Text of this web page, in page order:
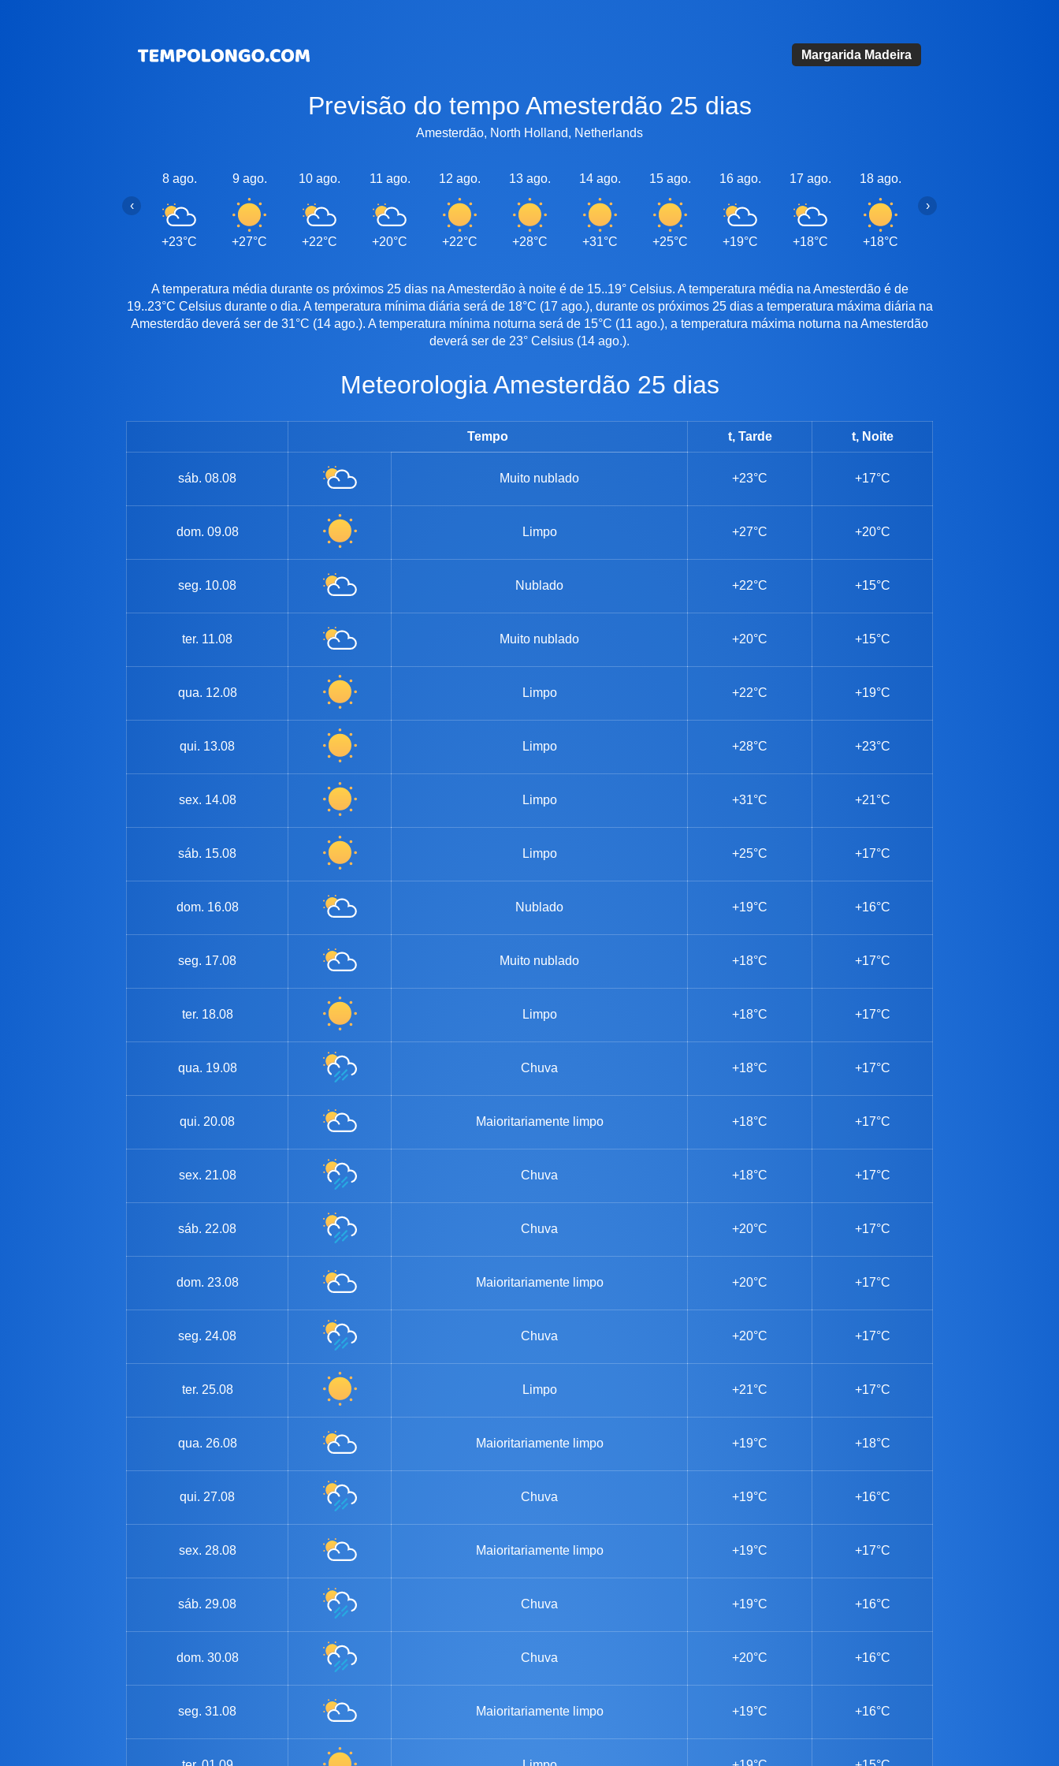
Margarida Madeira
Previsão do tempo Amesterdão 25 dias
Amesterdão, North Holland, Netherlands
8 ago.
+23°C
9 ago.
+27°C
10 ago.
+22°C
11 ago.
+20°C
12 ago.
+22°C
13 ago.
+28°C
14 ago.
+31°C
15 ago.
+25°C
16 ago.
+19°C
17 ago.
+18°C
18 ago.
+18°C
‹ ›
A temperatura média durante os próximos 25 dias na Amesterdão à noite é de 15..19° Celsius. A temperatura média na Amesterdão é de
19..23°C Celsius durante o dia. A temperatura mínima diária será de 18°C (17 ago.), durante os próximos 25 dias a temperatura máxima diária na
Amesterdão deverá ser de 31°C (14 ago.). A temperatura mínima noturna será de 15°C (11 ago.), a temperatura máxima noturna na Amesterdão
deverá ser de 23° Celsius (14 ago.).
Meteorologia Amesterdão 25 dias
Tempo t, Tarde t, Noite
sáb. 08.08 Muito nublado +23°C +17°C
dom. 09.08 Limpo +27°C +20°C
seg. 10.08 Nublado +22°C +15°C
ter. 11.08 Muito nublado +20°C +15°C
qua. 12.08 Limpo +22°C +19°C
qui. 13.08 Limpo +28°C +23°C
sex. 14.08 Limpo +31°C +21°C
sáb. 15.08 Limpo +25°C +17°C
dom. 16.08 Nublado +19°C +16°C
seg. 17.08 Muito nublado +18°C +17°C
ter. 18.08 Limpo +18°C +17°C
qua. 19.08 Chuva +18°C +17°C
qui. 20.08 Maioritariamente limpo +18°C +17°C
sex. 21.08 Chuva +18°C +17°C
sáb. 22.08 Chuva +20°C +17°C
dom. 23.08 Maioritariamente limpo +20°C +17°C
seg. 24.08 Chuva +20°C +17°C
ter. 25.08 Limpo +21°C +17°C
qua. 26.08 Maioritariamente limpo +19°C +18°C
qui. 27.08 Chuva +19°C +16°C
sex. 28.08 Maioritariamente limpo +19°C +17°C
sáb. 29.08 Chuva +19°C +16°C
dom. 30.08 Chuva +20°C +16°C
seg. 31.08 Maioritariamente limpo +19°C +16°C